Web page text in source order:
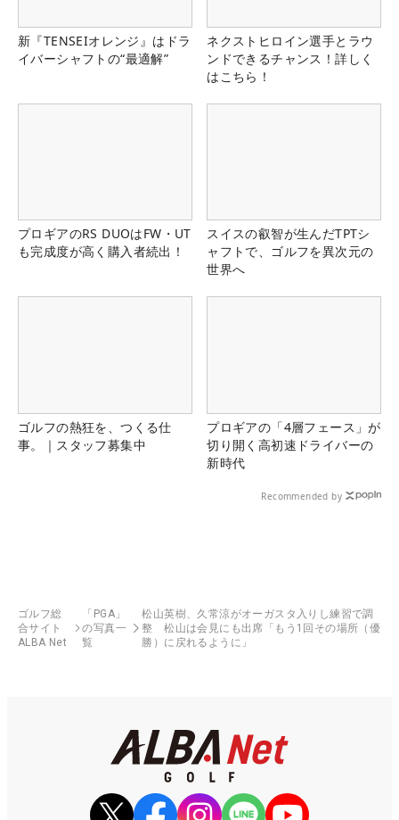
新『TENSEIオレンジ』はドラ
イバーシャフトの“最適解”
ネクストヒロイン選手とラウ
ンドできるチャンス！詳しく
はこちら！
プロギアのRS DUOはFW・UT
も完成度が高く購入者続出！
スイスの叡智が生んだTPTシ
ャフトで、ゴルフを異次元の
世界へ
ゴルフの熱狂を、つくる仕
事。｜スタッフ募集中
プロギアの「4層フェース」が
切り開く高初速ドライバーの
新時代
Recommended by
ゴルフ総
合サイト
ALBA Net
「PGA」
の写真一
覧
松山英樹、久常涼がオーガスタ入りし練習で調
整 松山は会見にも出席「もう1回その場所（優
勝）に戻れるように」